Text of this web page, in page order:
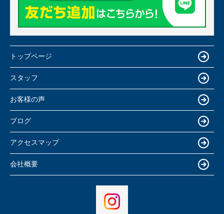
トップページ
スタッフ
お客様の声
ブログ
アクセスマップ
会社概要